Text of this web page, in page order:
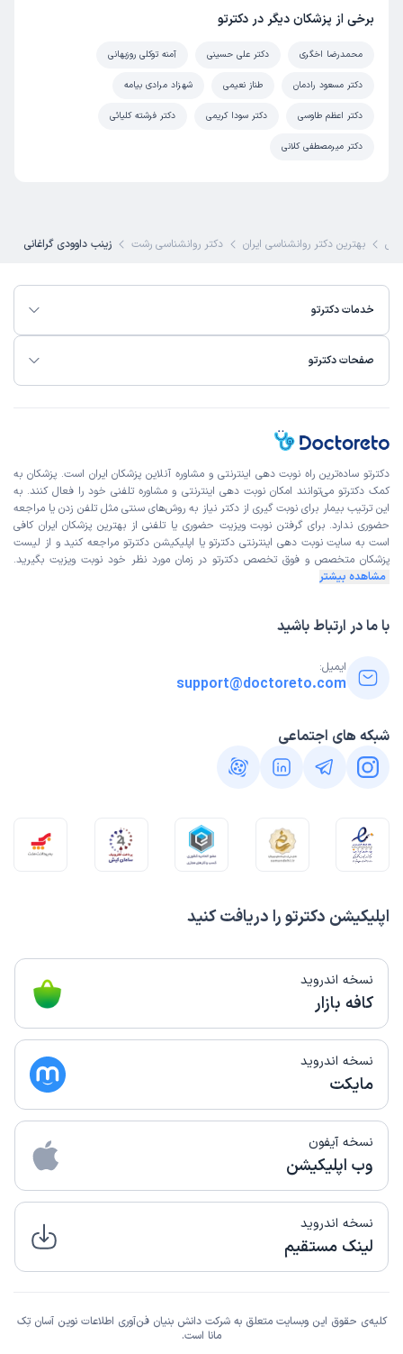
برخی از پزشکان دیگر در دکترتو
محمدرضا اخگری دکتر علی حسینی آمنه توکلی روزبهانی
دکتر مسعود رادمان طناز نعیمی شهزاد مرادی بیامه
دکتر اعظم طاوسی دکتر سودا کریمی دکتر فرشته کلیائی
دکتر میرمصطفی کلانی
بهترین دکتر روانشناسی ایران دکتر روانشناسی رشت زینب داوودی گراغانی
خدمات دکترتو
صفحات دکترتو
اپلیکیشن دکترتو را دریافت کنید
نسخه اندروید
کافه بازار
نسخه اندروید
مایکت
نسخه آیفون
وب اپلیکیشن
نسخه اندروید
لینک مستقیم
دکترتو ساده‌ترین راه نوبت‌ دهی اینترنتی و مشاوره آنلاین پزشکان ایران است. پزشکان به
کمک دکترتو می‌توانند امکان نوبت دهی اینترنتی و مشاوره تلفنی خود را فعال کنند. به
این ترتیب بیمار برای نوبت گیری از دکتر نیاز به روش‌های سنتی مثل تلفن زدن یا مراجعه
حضوری ندارد. برای گرفتن نوبت ویزیت حضوری یا تلفنی از بهترین پزشکان ایران کافی
است به سایت نوبت دهی اینترنتی دکترتو یا اپلیکیشن دکترتو مراجعه کنید و از لیست
پزشکان متخصص و فوق تخصص دکترتو در زمان مورد نظر خود نوبت ویزیت بگیرید.
مشاهده بیشتر
با ما در ارتباط باشید
ایمیل:
support@doctoreto.com
شبکه های اجتماعی
کلیه‌ی حقوق این وبسایت متعلق به شرکت دانش بنیان فن‌آوری اطلاعات نوین آسان تِک
مانا است.